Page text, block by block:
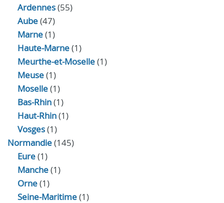
Ardennes(55)
Aube(47)
Marne(1)
Haute-Marne(1)
Meurthe-et-Moselle(1)
Meuse(1)
Moselle(1)
Bas-Rhin(1)
Haut-Rhin(1)
Vosges(1)
Normandie(145)
Eure(1)
Manche(1)
Orne(1)
Seine-Maritime(1)